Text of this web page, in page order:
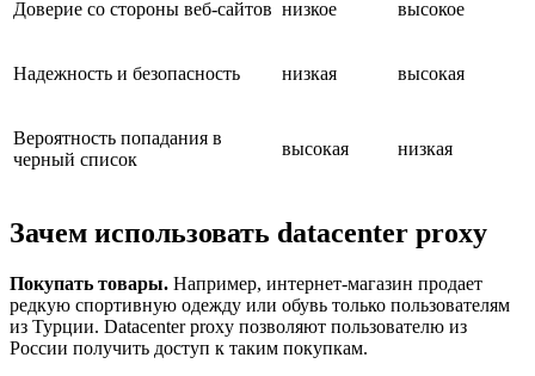
Доверие со стороны веб-сайтов низкое высокое
Надежность и безопасность низкая высокая
Вероятность попадания в
черный список
высокая низкая
Зачем использовать datacenter proxy
Покупать товары. Например, интернет-магазин продает
редкую спортивную одежду или обувь только пользователям
из Турции. Datacenter proxy позволяют пользователю из
России получить доступ к таким покупкам.